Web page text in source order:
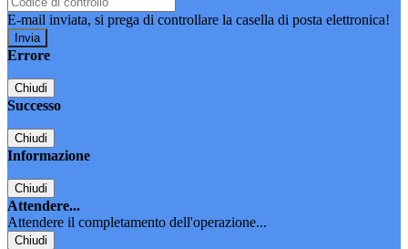
E-mail inviata, si prega di controllare la casella di posta elettronica!
Errore
Chiudi
Successo
Chiudi
Informazione
Chiudi
Attendere...
Attendere il completamento dell'operazione...
Chiudi